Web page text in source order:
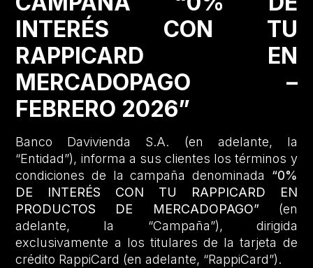
INTERÉS CON TU
RAPPICARD EN
MERCADOPAGO –
FEBRERO 2026”
Banco Davivienda S.A. (en adelante, la
“Entidad”), informa a sus clientes los términos y
condiciones de la campaña denominada “0%
DE INTERÉS CON TU RAPPICARD EN
PRODUCTOS DE MERCADOPAGO” (en
adelante, la “Campaña”), dirigida
exclusivamente a los titulares de la tarjeta de
crédito RappiCard (en adelante, “RappiCard”).